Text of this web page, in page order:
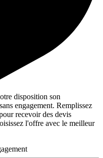
disposition son
engagement. Remplissez
recevoir des devis
l'offre avec le meilleur